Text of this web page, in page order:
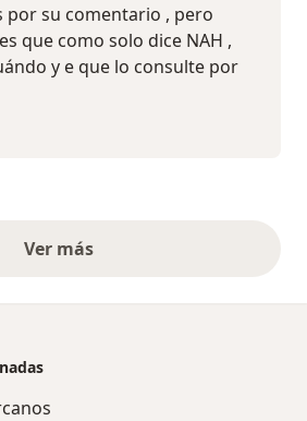
por su comentario , pero
que como solo dice NAH ,
y e que lo consulte por
Ver másopiniones anteriores